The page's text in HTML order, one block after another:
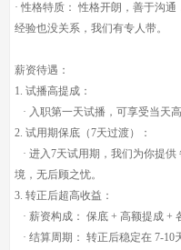
· 性格特质： 性格开朗，善于沟
经验也没关系，我们有专人带。
薪资待遇：
1. 试播高提成：
· 入职第一天试播，可享受当天
2. 试用期保底（7天过渡）：
· 进入7天试用期，我们为你提
境，无后顾之忧。
3. 转正后超高收益：
· 薪资构成： 保底 + 高额提成 +
· 结算周期： 转正后稳定在 7-10